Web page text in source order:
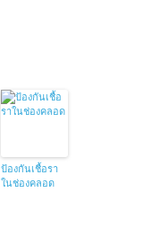
ป้องกันเชื้อรา
ในช่องคลอด